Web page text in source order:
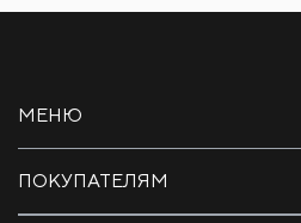
ПОКУПАТЕЛЯМ
МЕНЮ